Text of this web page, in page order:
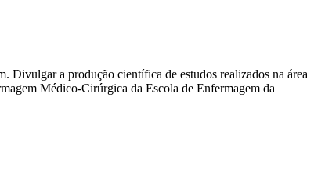
Divulgar a produção científica de estudos realizados na área
Médico-Cirúrgica da Escola de Enfermagem da